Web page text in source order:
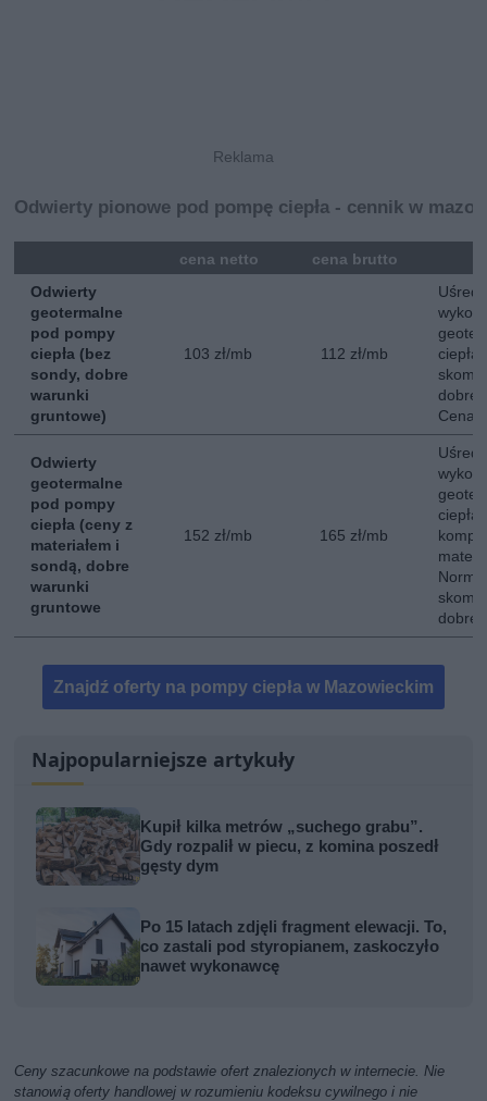
Odwierty pionowe pod pompę ciepła - cennik w
cena netto cena brutto
Odwierty
geotermalne
pod pompy
ciepła (bez
sondy, dobre
warunki
gruntowe)
103 zł/mb 112 zł/mb
dobre
Cena
Odwierty
geotermalne
pod pompy
ciepła (ceny z
materiałem i
sondą, dobre
warunki
gruntowe
152 zł/mb 165 zł/mb
dobre
Znajdź oferty na pompy ciepła w Mazowieckim
Najpopularniejsze artykuły
Kupił kilka metrów „suchego grabu”.
Gdy rozpalił w piecu, z komina poszedł
gęsty dym
Po 15 latach zdjęli fragment elewacji. To,
co zastali pod styropianem, zaskoczyło
nawet wykonawcę
Ceny szacunkowe na podstawie ofert znalezionych w internecie. Nie
stanowią oferty handlowej w rozumieniu kodeksu cywilnego i nie